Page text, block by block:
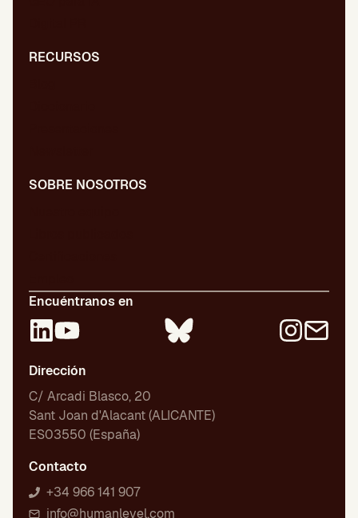
RECURSOS
SOBRE NOSOTROS
Encuéntranos en
Dirección
C/ Arcadi Blasco, 20
Sant Joan d'Alacant (ALICANTE)
ES03550 (España)
Contacto
+34 966 141 907
info@humanlevel.com